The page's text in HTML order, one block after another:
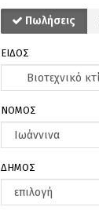
Πωλήσεις
ΕΙΔΟΣ
ΝΟΜΟΣ
ΔΗΜΟΣ